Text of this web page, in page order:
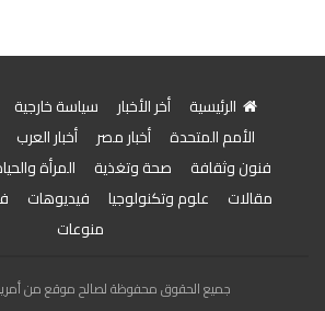
الرئيسية أخر الأخبار سياسة خارجية
الأمم المتحدة
أخبار مصر أخبار العرب
فنون وثقافة
صحة وتغذية المرأة
مقالات
علوم وتكنولوجيا فيديوهات
منوعات
جميع الحقوق محفوظة لصالح موقع من أمريكا